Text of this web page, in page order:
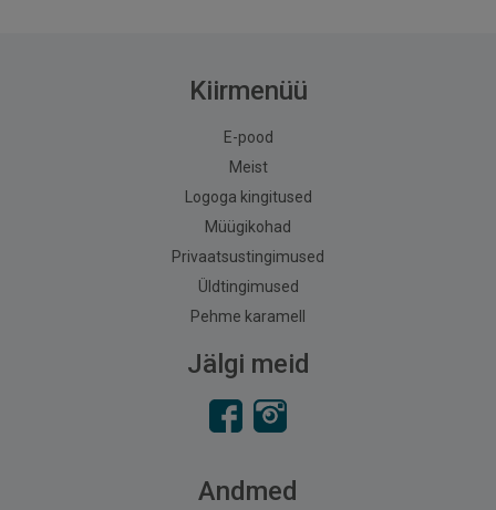
Kiirmenüü
E-pood
Meist
Logoga kingitused
Müügikohad
Privaatsustingimused
Üldtingimused
Pehme karamell
Jälgi meid
Andmed